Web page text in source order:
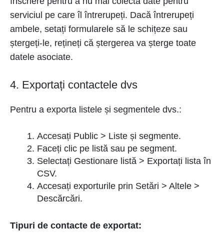
serviciul pe care îl întrerupeți. Dacă întrerupeți
ambele, setați formularele să le schițeze sau
ștergeți-le, rețineți că ștergerea va șterge toate
datele asociate.
4. Exportați contactele dvs
Pentru a exporta listele și segmentele dvs.:
Accesați Public > Liste și segmente.
Faceți clic pe listă sau pe segment.
Selectați Gestionare listă > Exportați lista în
CSV.
Accesați exporturile prin Setări > Altele >
Descărcări.
Tipuri de contacte de exportat: